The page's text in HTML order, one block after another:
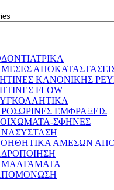
ΚΑΝΟΝΙΚΗΣ
FLOW
ΕΜΦΡΑΞΕΙΣ
ΣΦΗΝΕΣ
ΑΜΕΣΩΝ